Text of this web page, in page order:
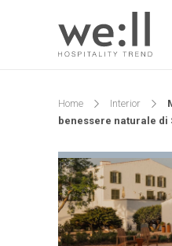
Home Interior
benessere naturale di